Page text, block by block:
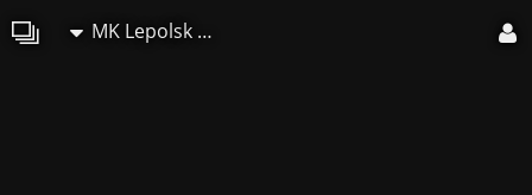
MK Lepolsk Matuszewski